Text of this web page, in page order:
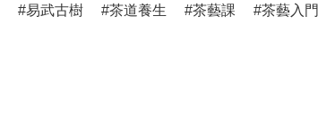
易武古樹 茶道養生 茶藝課 茶藝入門